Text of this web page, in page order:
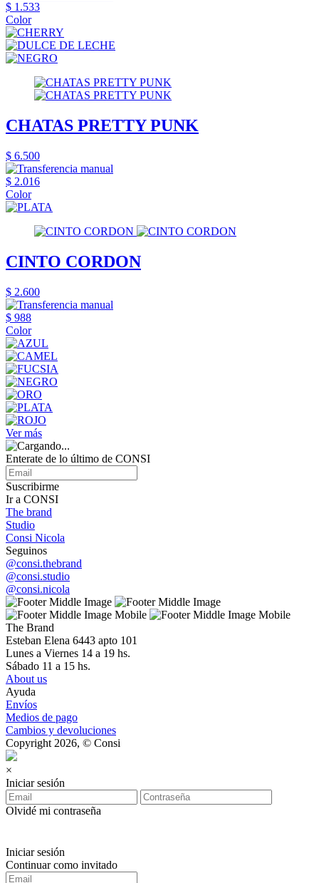
$ 1.533
Color
CHATAS PRETTY PUNK
$ 6.500
$ 2.016
Color
CINTO CORDON
$ 2.600
$ 988
Color
Ver más
Enterate de lo último de CONSI
Suscribirme
Ir a CONSI
The brand
Studio
Consi Nicola
Seguinos
@consi.thebrand
@consi.studio
@consi.nicola
The Brand
Esteban Elena 6443 apto 101
Lunes a Viernes 14 a 19 hs.
Sábado 11 a 15 hs.
About us
Ayuda
Envíos
Medios de pago
Cambios y devoluciones
Copyright 2026, © Consi
×
Iniciar sesión
Olvidé mi contraseña
Iniciar sesión
Continuar como invitado